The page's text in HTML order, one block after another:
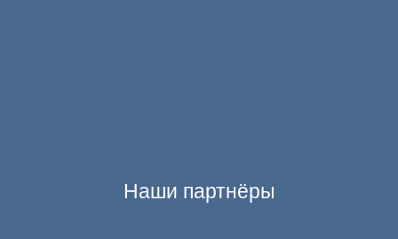
Наши партнёры